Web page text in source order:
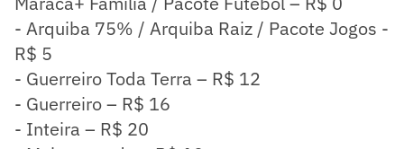
- Arquiba 75% / Arquiba Raiz / Pacote Jogos -
R$ 5
- Guerreiro Toda Terra – R$ 12
- Guerreiro – R$ 16
- Inteira – R$ 20